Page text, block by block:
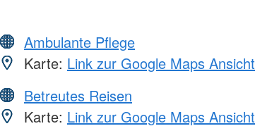
Ambulante Pflege
Karte: Link zur Google Maps Ansicht
Betreutes Reisen
Karte: Link zur Google Maps Ansicht